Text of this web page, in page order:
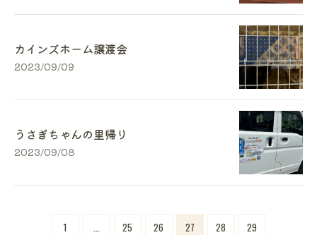
カインズホーム譲渡会
2023/09/09
うさぎちゃんの里帰り
2023/09/08
1 ... 25 26 27 28 29